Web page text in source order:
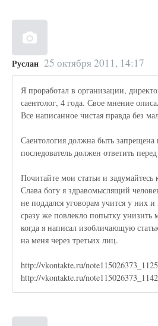
Руслан 25 октября 2011, 14:17
Я проработал в организации,
саентолог, 4 года. Свое мнение
Все написанное чистая правда без
Саентология должна быть
последователь должен ответить
Почитайте мои статьи и
Слава богу я здравомыслящий
не поддался уговорам учится у них и
сразу же повлекло попытку унизить
когда я написал изобличающую
на меня через третьих лиц.
http://vkontakte.ru/
http://vkontakte.ru/